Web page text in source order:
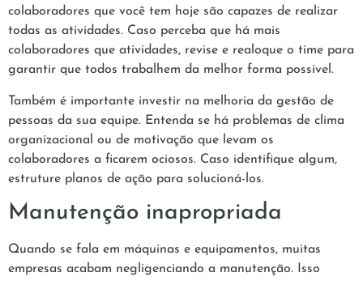
colaboradores que você tem hoje são capazes de realizar
todas as atividades. Caso perceba que há mais
colaboradores que atividades, revise e realoque o time para
garantir que todos trabalhem da melhor forma possível.
Também é importante investir na melhoria da gestão de
pessoas da sua equipe. Entenda se há problemas de clima
organizacional ou de motivação que levam os
colaboradores a ficarem ociosos. Caso identifique algum,
estruture planos de ação para solucioná-los.
Manutenção inapropriada
Quando se fala em máquinas e equipamentos, muitas
empresas acabam negligenciando a manutenção. Isso